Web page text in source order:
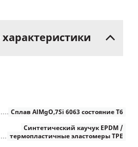
характеристики
Сплав AlMgO,7Si 6063 состояние Т6
Синтетический каучук EPDM /
термопластичные эластомеры TPE